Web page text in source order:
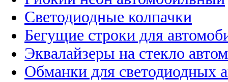
Светодиодные колпачки
Бегущие строки для
Эквалайзеры на стекло
Обманки для светодиодных